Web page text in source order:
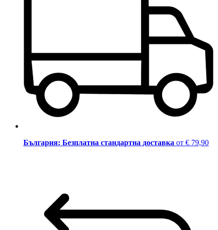
България: Безплатна стандартна доставка от € 79,90